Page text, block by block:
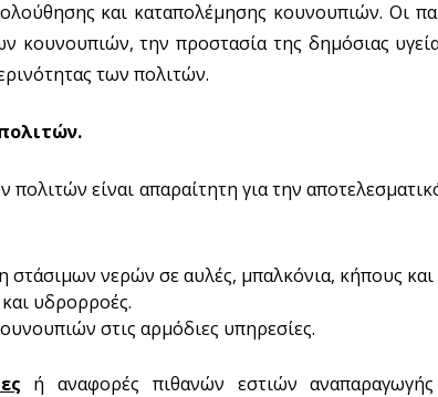
και καταπολέμησης κουνουπιών. Οι
την προστασία της δημόσιας
των πολιτών.
είναι απαραίτητη για την
νερών σε αυλές, μπαλκόνια, κήπους και
υδρορροές.
στις αρμόδιες υπηρεσίες.
ή αναφορές πιθανών εστιών